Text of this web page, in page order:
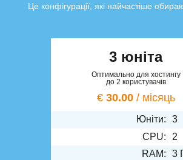
Це конфігурації, які найчастіше
3 юніта
Оптимально для хостингу
до 2 користувачів
€ 30.00/ місяць
Юніти:
3
CPU:
2
RAM:
3